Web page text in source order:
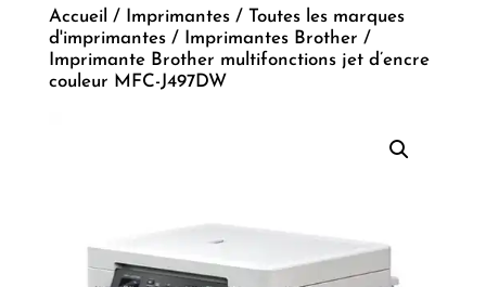
Accueil / Imprimantes/ Toutes les marques
d'imprimantes/ Imprimantes Brother /
Imprimante Brother multifonctions jet d’encre
couleur MFC-J497DW